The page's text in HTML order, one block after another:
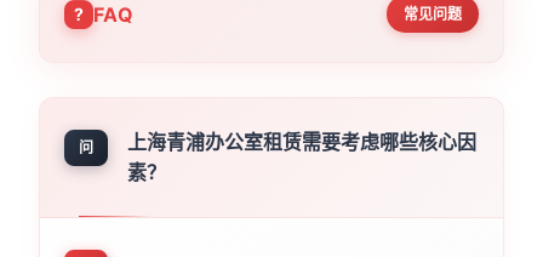
FAQ 常见问题
问
上海青浦办公室租赁需要考虑哪些核心因
素？